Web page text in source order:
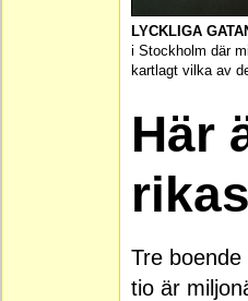
LYCKLIGA
i Stockholm där
kartlagt vilka av
Här
Tre boende
tio är